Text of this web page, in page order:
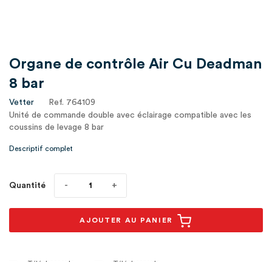
Organe de contrôle Air Cu Deadman
8 bar
Vetter
Ref. 764109
Unité de commande double avec éclairage compatible avec les
coussins de levage 8 bar
Descriptif complet
Quantité
AJOUTER AU PANIER